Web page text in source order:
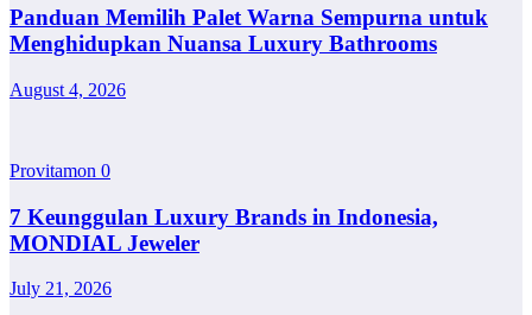
Panduan Memilih Palet Warna Sempurna untuk
Menghidupkan Nuansa Luxury Bathrooms
August 4, 2026
Provitamon 0
7 Keunggulan Luxury Brands in Indonesia,
MONDIAL Jeweler
July 21, 2026